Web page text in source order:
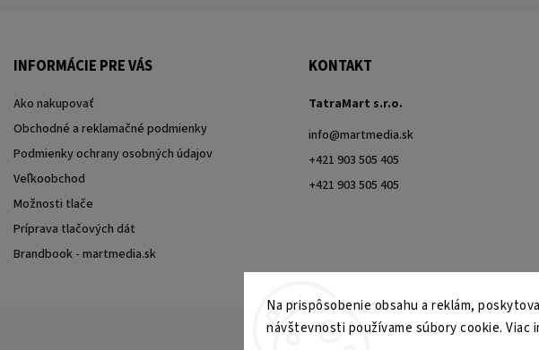
Na prispôsobenie obsahu a reklám,
návštevnosti používame súbory cookie. Viac
INFORMÁCIE PRE VÁS
Ako nakupovať
Obchodné a reklamačné podmienky
Podmienky ochrany osobných údajov
Veľkoobchod
Možnosti tlače
Príprava tlačových dát
Brandbook - martmedia.sk
KONTAKT
TatraMart s.r.o.
info@martmedia.sk
+421 903 505 405
+421 903 505 405